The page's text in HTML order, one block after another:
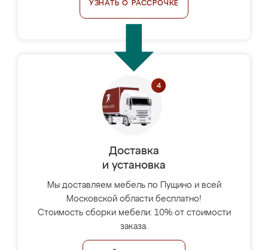
УЗНАТЬ О РАССРОЧКЕ
Доставка
и установка
Мы доставляем мебель по Пущино и всей
Московской области бесплатно!
Стоимость сборки мебели: 10% от стоимости
заказа.